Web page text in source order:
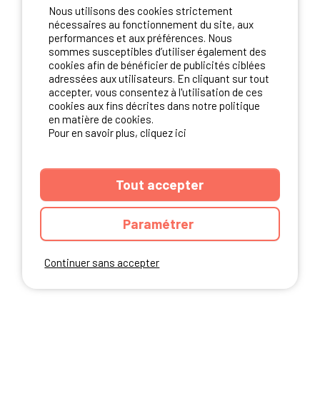
S'ABONNER
NOS PARTENAIRES
Continuer sans accepter
Nous utilisons des cookies strictement
nécessaires au fonctionnement du site, aux
performances et aux préférences. Nous
sommes susceptibles d’utiliser également des
cookies afin de bénéficier de publicités ciblées
adressées aux utilisateurs. En cliquant sur tout
accepter, vous consentez à l'utilisation de ces
cookies aux fins décrites dans notre politique
en matière de cookies.
Pour en savoir plus, cliquez ici
Tout accepter
Paramétrer